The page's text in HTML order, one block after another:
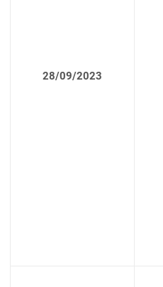
28/09/2023